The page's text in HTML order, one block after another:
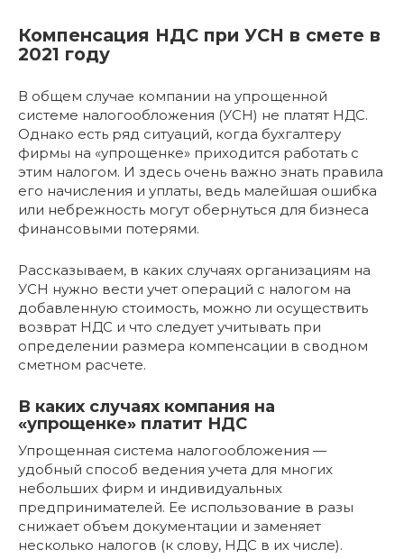
Компенсация НДС при УСН в смете в
2021 году
В общем случае компании на упрощенной
системе налогообложения (УСН) не платят НДС.
Однако есть ряд ситуаций, когда бухгалтеру
фирмы на «упрощенке» приходится работать с
этим налогом. И здесь очень важно знать правила
его начисления и уплаты, ведь малейшая ошибка
или небрежность могут обернуться для бизнеса
финансовыми потерями.
Рассказываем, в каких случаях организациям на
УСН нужно вести учет операций с налогом на
добавленную стоимость, можно ли осуществить
возврат НДС и что следует учитывать при
определении размера компенсации в сводном
сметном расчете.
В каких случаях компания на
«упрощенке» платит НДС
Упрощенная система налогообложения —
удобный способ ведения учета для многих
небольших фирм и индивидуальных
предпринимателей. Ее использование в разы
снижает объем документации и заменяет
несколько налогов (к слову, НДС в их числе).